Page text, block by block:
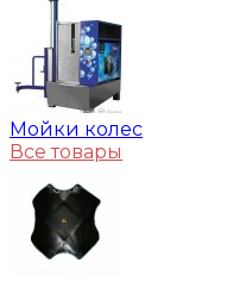
Мойки колес
Все товары